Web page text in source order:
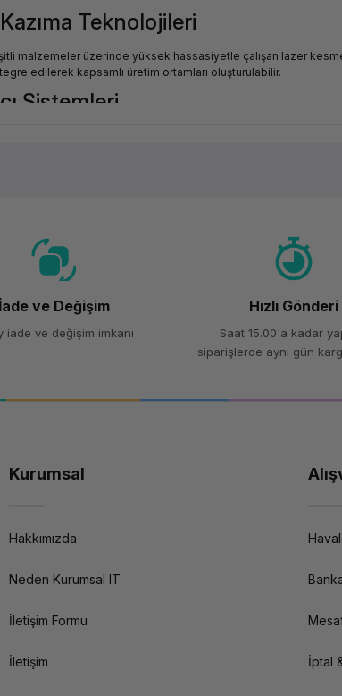
Teknolojileri
malzemeler üzerinde yüksek hassasiyetle çalışan lazer
edilerek kapsamlı üretim ortamları oluşturulabilir.
Sistemleri
uygun?
ekonomik ve kullanışlı bir başlangıç noktasıdır. Yüksek
İade ve Değişim
iade ve değişim imkanı
Hızlı Gönderi
Saat 15.00'a kadar
siparişlerde aynı gün
Kurumsal
Hakkımızda
Neden Kurumsal IT
İletişim Formu
İletişim İptal